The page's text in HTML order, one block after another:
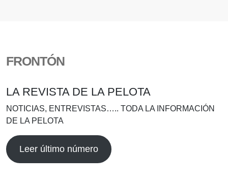
FRONTÓN
LA REVISTA DE LA PELOTA
NOTICIAS, ENTREVISTAS….. TODA LA INFORMACIÓN
DE LA PELOTA
Leer último número